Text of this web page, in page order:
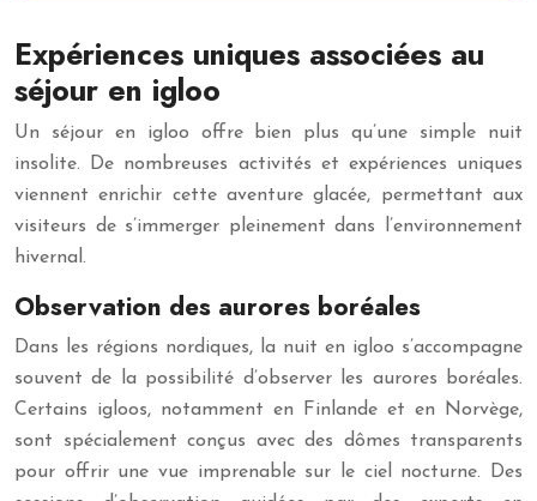
Expériences uniques associées au
séjour en igloo
Un séjour en igloo offre bien plus qu’une simple nuit
insolite. De nombreuses activités et expériences uniques
viennent enrichir cette aventure glacée, permettant aux
visiteurs de s’immerger pleinement dans l’environnement
hivernal.
Observation des aurores boréales
Dans les régions nordiques, la nuit en igloo s’accompagne
souvent de la possibilité d’observer les aurores boréales.
Certains igloos, notamment en Finlande et en Norvège,
sont spécialement conçus avec des dômes transparents
pour offrir une vue imprenable sur le ciel nocturne. Des